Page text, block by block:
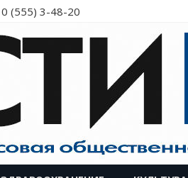
0 (555) 3-48-20